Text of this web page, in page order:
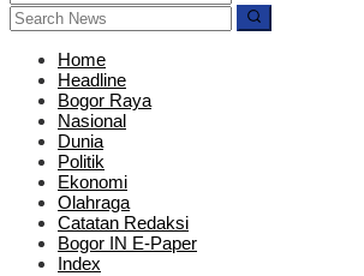
Home
Headline
Bogor Raya
Nasional
Dunia
Politik
Ekonomi
Olahraga
Catatan Redaksi
Bogor IN E-Paper
Index